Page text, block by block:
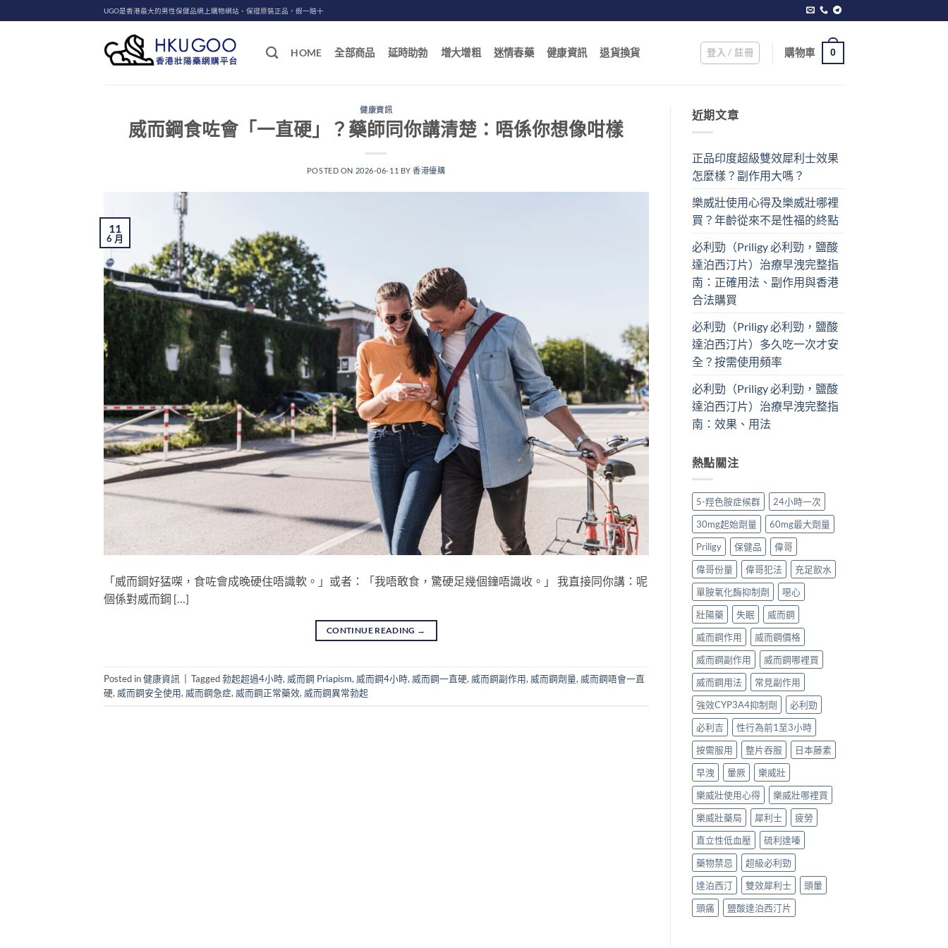
to
UGO是香港最大的男性保健品網上購物網站、保證原裝正品，假一賠十
HOME 全部商品 延時助勃 增大增粗 迷情春藥 健康資訊 退貨換貨 登入 / 註冊 購物車 0
健康資訊
威而鋼食咗會「一直硬」？藥師同你講清楚：唔係你想像咁樣
POSTED ON 2026-06-11 BY香港優購
11
6 月
「威而鋼好猛㗎，食咗會成晚硬住唔識軟。」或者：「我唔敢食，驚硬足幾個鐘唔識收。」 我直接同你講：呢
個係對威而鋼 […]
CONTINUE READING →
Posted in健康資訊 Tagged勃起超過4小時, 威而鋼 Priapism, 威而鋼4小時, 威而鋼一直硬, 威而鋼副作用, 威而鋼劑量, 威而鋼唔會一直
硬, 威而鋼安全使用, 威而鋼急症, 威而鋼正常藥效, 威而鋼異常勃起
近期文章
正品印度超級雙效犀利士效果
怎麼樣？副作用大嗎？
樂威壯使用心得及樂威壯哪裡
買？年齡從來不是性福的終點
必利勁（Priligy 必利勁，鹽酸
達泊西汀片）治療早洩完整指
南：正確用法、副作用與香港
合法購買
必利勁（Priligy 必利勁，鹽酸
達泊西汀片）多久吃一次才安
全？按需使用頻率
必利勁（Priligy 必利勁，鹽酸
達泊西汀片）治療早洩完整指
南：效果、用法
熱點關注
5-羥色胺症候群
24小時一次
30mg起始劑量
60mg最大劑量
Priligy
保健品
偉哥
偉哥份量
偉哥犯法
充足飲水
單胺氧化酶抑制劑
噁心
壯陽藥
失眠
威而鋼
威而鋼作用
威而鋼價格
威而鋼副作用
威而鋼哪裡買
威而鋼用法
常見副作用
強效CYP3A4抑制劑
必利勁
必利吉
性行為前1至3小時
按需服用
整片吞服
日本藤素
早洩
暈厥
樂威壯
樂威壯使用心得
樂威壯哪裡買
樂威壯藥局
犀利士
疲勞
直立性低血壓
硫利達嗪
藥物禁忌
超級必利勁
達泊西汀
雙效犀利士
頭暈
頭痛
鹽酸達泊西汀片